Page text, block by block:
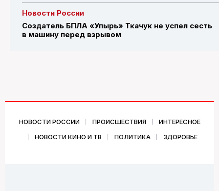
Новости России
Создатель БПЛА «Упырь» Ткачук не успел сесть
в машину перед взрывом
НОВОСТИ РОССИИ ПРОИСШЕСТВИЯ
ИНТЕРЕСНОЕ
НОВОСТИ КИНО И ТВ
ПОЛИТИКА ЗДОРОВЬЕ